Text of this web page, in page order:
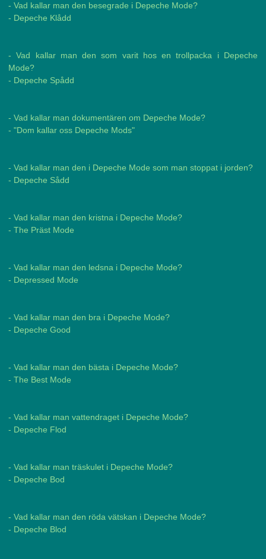
- Vad kallar man den besegrade i Depeche Mode?
- Depeche Klådd
- Vad kallar man den som varit hos en trollpacka i Depeche
Mode?
- Depeche Spådd
- Vad kallar man dokumentären om Depeche Mode?
- "Dom kallar oss Depeche Mods"
- Vad kallar man den i Depeche Mode som man stoppat i jorden?
- Depeche Sådd
- Vad kallar man den kristna i Depeche Mode?
- The Präst Mode
- Vad kallar man den ledsna i Depeche Mode?
- Depressed Mode
- Vad kallar man den bra i Depeche Mode?
- Depeche Good
- Vad kallar man den bästa i Depeche Mode?
- The Best Mode
- Vad kallar man vattendraget i Depeche Mode?
- Depeche Flod
- Vad kallar man träskulet i Depeche Mode?
- Depeche Bod
- Vad kallar man den röda vätskan i Depeche Mode?
- Depeche Blod